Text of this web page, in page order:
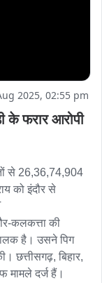
2025, 02:55 pm
के फरार आरोपी
से 26,36,74,904
को इंदौर से
कलकत्ता की
है। उसने पिग
छत्तीसगढ़, बिहार,
मामले दर्ज हैं।